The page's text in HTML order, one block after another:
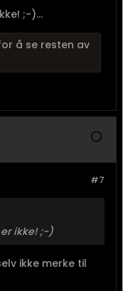
;-)...
å se resten av
#7
ikke! ;-)
ikke merke til